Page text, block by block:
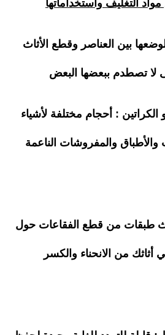
التغليف واستخداماتها
بين العناصر وقطع الأثاث
لا تصطدم ببعضها البعض
الكراتين : أحجام مختلفة لأشياء
والمفروشات الناعمة
طبقات من قطع الفقاعات حول
من الانحناء والكسر